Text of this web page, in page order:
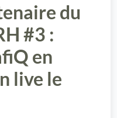
du
#3 :
en
live le